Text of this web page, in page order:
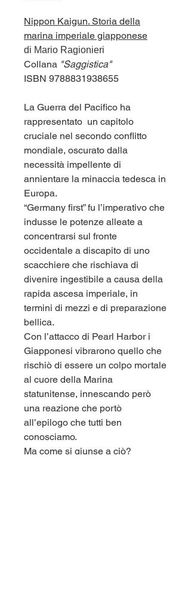
Nippon Kaigun. Storia della
marina imperiale giapponese
di Mario Ragionieri
Collana "Saggistica"
ISBN 9788831938655
La Guerra del Pacifico ha
rappresentato un capitolo
cruciale nel secondo conflitto
mondiale, oscurato dalla
necessità impellente di
annientare la minaccia tedesca in
Europa.
“Germany first” fu l’imperativo che
indusse le potenze alleate a
concentrarsi sul fronte
occidentale a discapito di uno
scacchiere che rischiava di
divenire ingestibile a causa della
rapida ascesa imperiale, in
termini di mezzi e di preparazione
bellica.
Con l’attacco di Pearl Harbor i
Giapponesi vibrarono quello che
rischiò di essere un colpo mortale
al cuore della Marina
statunitense, innescando però
una reazione che portò
all’epilogo che tutti ben
conosciamo.
Ma come si giunse a ciò?